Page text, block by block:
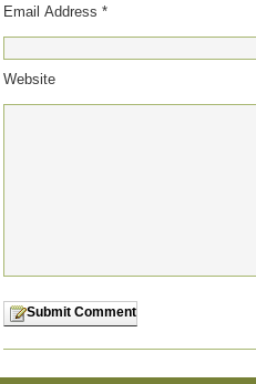
Email Address *
Website